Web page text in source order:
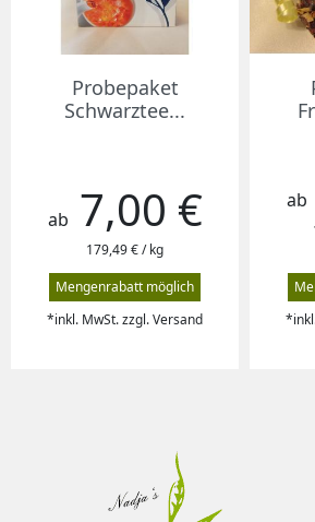
Probepaket
Schwarztee...
Preis
ab 7,00 €
179,49 € / kg
Mengenrabatt möglich
*inkl. MwSt. zzgl. Versand
ab